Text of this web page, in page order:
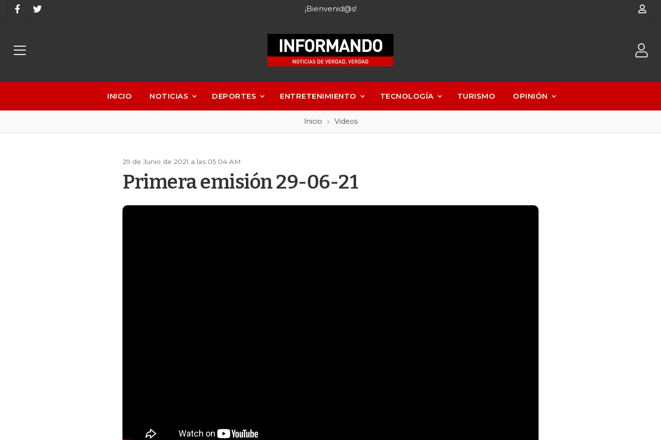
¡Bienvenid@s!
INICIO NOTICIAS DEPORTES ENTRETENIMIENTO TECNOLOGÍA TURISMO OPINIÓN
Inicio Videos
29 de Junio de 2021 a las 05:04 AM
Primera emisión 29-06-21